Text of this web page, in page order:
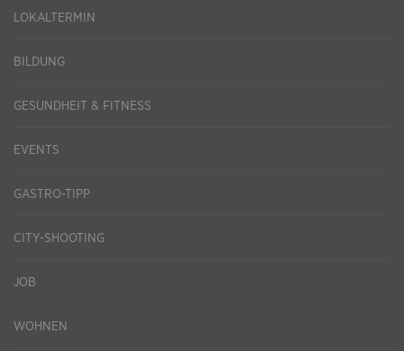
LOKALTERMIN
BILDUNG
GESUNDHEIT & FITNESS
EVENTS
GASTRO-TIPP
CITY-SHOOTING
JOB
WOHNEN